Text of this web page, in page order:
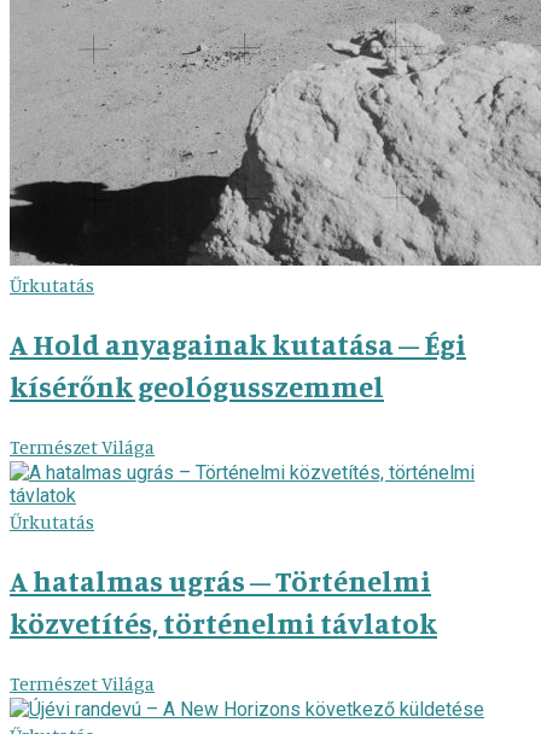
Űrkutatás
A Hold anyagainak kutatása – Égi
kísérőnk geológusszemmel
Természet Világa
Űrkutatás
A hatalmas ugrás – Történelmi
közvetítés, történelmi távlatok
Természet Világa